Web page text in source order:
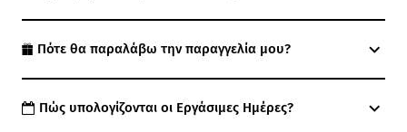
Πότε θα παραλάβω την παραγγελία μου?
Πώς υπολογίζονται οι Εργάσιμες Ημέρες?